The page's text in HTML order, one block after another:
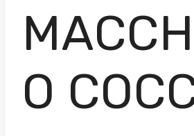
O